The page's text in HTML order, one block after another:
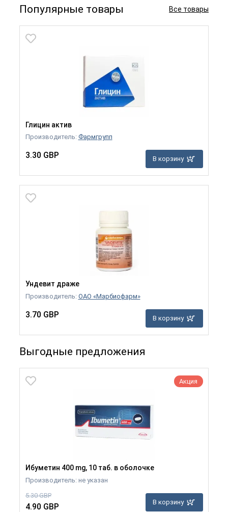
Популярные товары Все товары
Глицин актив
Производитель: Фармгрупп
3.30 GBP В корзину
Ундевит драже
Производитель: ОАО «Марбиофарм»
3.70 GBP В корзину
Выгодные предложения
Акция
Ибуметин 400 mg, 10 таб. в оболочке
Производитель: не указан
5.30 GBP
4.90 GBP В корзину